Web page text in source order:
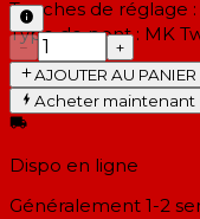
Touches de réglage :
Type de pont : MK
−
+
AJOUTER AU PANIER
Acheter maintenant
Dispo en ligne
Généralement 1-2